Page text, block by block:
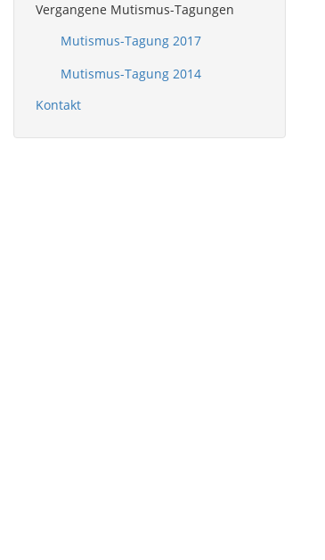
Vergangene Mutismus-Tagungen
Mutismus-Tagung 2017
Mutismus-Tagung 2014
Kontakt